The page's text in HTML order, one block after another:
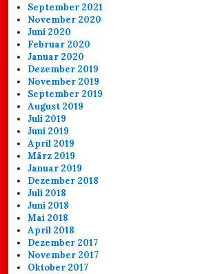
September 2021
November 2020
Juni 2020
Februar 2020
Januar 2020
Dezember 2019
November 2019
September 2019
August 2019
Juli 2019
Juni 2019
April 2019
März 2019
Januar 2019
Dezember 2018
Juli 2018
Juni 2018
Mai 2018
April 2018
Dezember 2017
November 2017
Oktober 2017